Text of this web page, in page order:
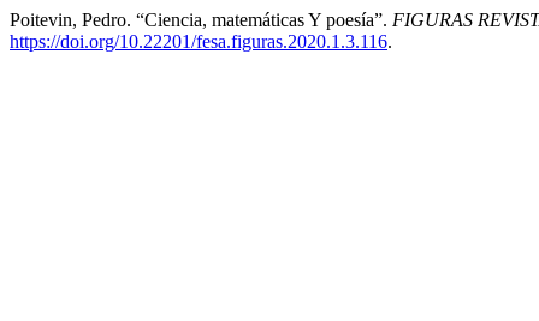
Poitevin, Pedro. “Ciencia, matemáticas Y poesía”. FIGURAS
https://doi.org/10.22201/fesa.figuras.2020.1.3.116.